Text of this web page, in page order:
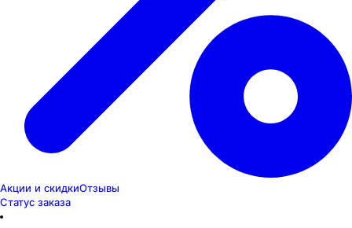
Акции и скидкиОтзывы
Статус заказа